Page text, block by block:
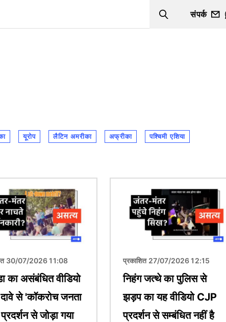
Search
संपर्क
यूरोप लैटिन अमरीका अफ्रीका पश्चिमी एशिया
30/07/2026 11:08
का असंबंधित वीडियो
से 'कॉकरोच जनता
प्रदर्शन से जोड़ा गया
प्रकाशित 27/07/2026 12:15
निहंग जत्थे का पुलिस से
झड़प का यह वीडियो CJP
प्रदर्शन से सम्बंधित नहीं है